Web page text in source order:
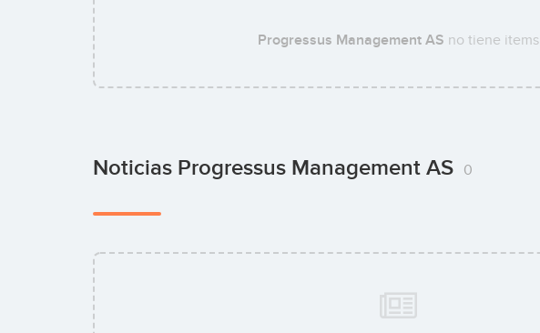
Progressus Management AS no tiene items
Noticias Progressus Management AS 0